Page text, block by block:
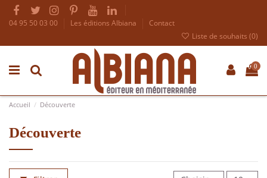
04 95 50 03 00 Les éditions Albiana
Contact
Liste de souhaits (0)
0
Accueil Découverte
Découverte